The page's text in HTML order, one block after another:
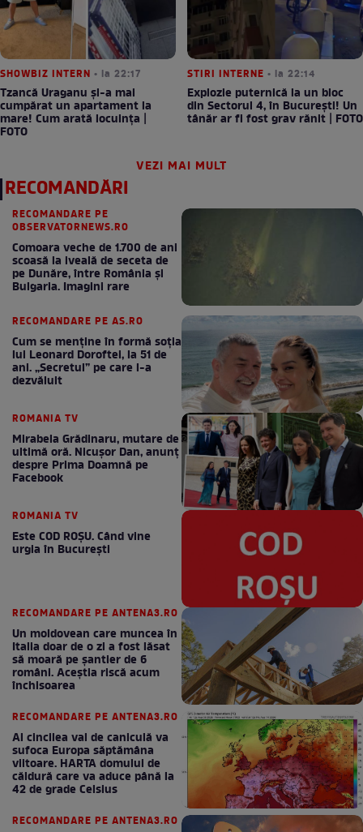
SHOWBIZ INTERN • la 22:17
Tzancă Uraganu și-a mai
cumpărat un apartament la
mare! Cum arată locuința |
FOTO
STIRI INTERNE • la 22:14
Explozie puternică la un bloc
din Sectorul 4, în București! Un
tânăr ar fi fost grav rănit | FOTO
VEZI MAI MULT
RECOMANDĂRI
RECOMANDARE PE
OBSERVATORNEWS.RO
Comoara veche de 1.700 de ani
scoasă la iveală de seceta de
pe Dunăre, între România şi
Bulgaria. Imagini rare
RECOMANDARE PE AS.RO
Cum se menţine în formă soţia
lui Leonard Doroftei, la 51 de
ani. „Secretul” pe care l-a
dezvăluit
ROMANIA TV
Mirabela Grădinaru, mutare de
ultimă oră. Nicuşor Dan, anunţ
despre Prima Doamnă pe
Facebook
ROMANIA TV
Este COD ROŞU. Când vine
urgia în Bucureşti
RECOMANDARE PE ANTENA3.RO
Un moldovean care muncea în
Italia doar de o zi a fost lăsat
să moară pe şantier de 6
români. Aceștia riscă acum
închisoarea
RECOMANDARE PE ANTENA3.RO
Al cincilea val de caniculă va
sufoca Europa săptămâna
viitoare. HARTA domului de
căldură care va aduce până la
42 de grade Celsius
RECOMANDARE PE ANTENA3.RO